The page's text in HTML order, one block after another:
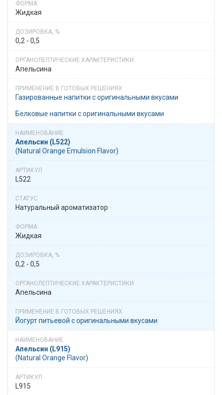
Жидкая
0,2 - 0,5
Апельсина
Газированные напитки с оригинальными вкусами
Белковые напитки с оригинальными вкусами
Апельсин (L522)
(Natural Orange Emulsion Flavor)
L522
Натуральный ароматизатор
Жидкая
0,2 - 0,5
Апельсина
Йогурт питьевой с оригинальными вкусами
Апельсин (L915)
(Natural Orange Flavor)
L915